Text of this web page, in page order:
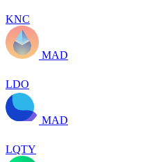
KNC
MAD
LDO
MAD
LQTY